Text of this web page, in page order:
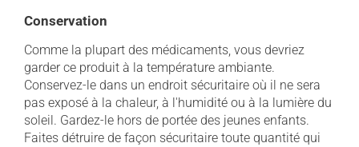
Conservation
Comme la plupart des médicaments, vous devriez
garder ce produit à la température ambiante.
Conservez-le dans un endroit sécuritaire où il ne sera
pas exposé à la chaleur, à l'humidité ou à la lumière du
soleil. Gardez-le hors de portée des jeunes enfants.
Faites détruire de façon sécuritaire toute quantité qui